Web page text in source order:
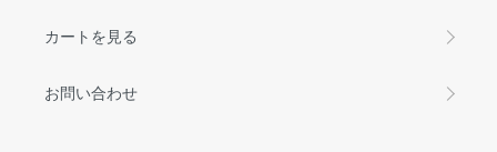
カートを見る
お問い合わせ